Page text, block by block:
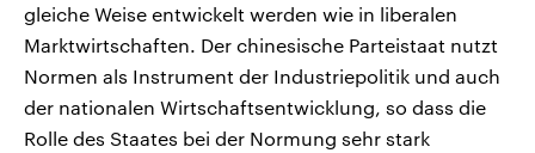
gleiche Weise entwickelt werden wie in liberalen
Marktwirtschaften. Der chinesische Parteistaat nutzt
Normen als Instrument der Industriepolitik und auch
der nationalen Wirtschaftsentwicklung, so dass die
Rolle des Staates bei der Normung sehr stark